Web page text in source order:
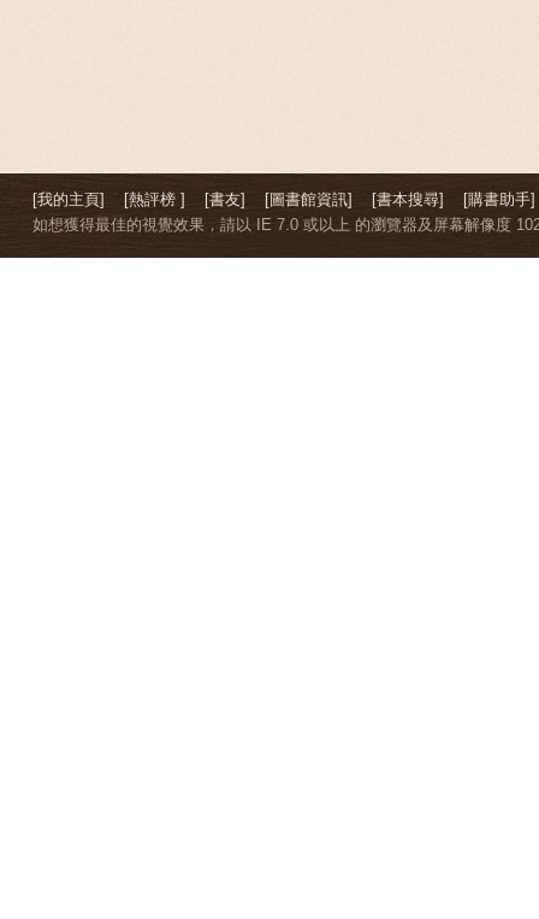
[我的主頁] [熱評榜 ] [書友] [圖書館資訊] [書本搜尋]
[購書助手]
如想獲得最佳的視覺效果，請以 IE 7.0 或以上 的瀏覽器及屏幕解像度